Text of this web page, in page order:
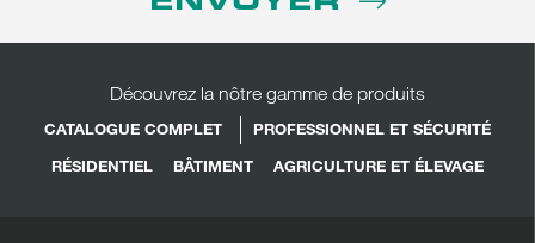
Découvrez la nôtre gamme de produits
CATALOGUE COMPLET
PROFESSIONNEL ET SÉCURITÉ
RÉSIDENTIEL
BÂTIMENT AGRICULTURE ET ÉLEVAGE